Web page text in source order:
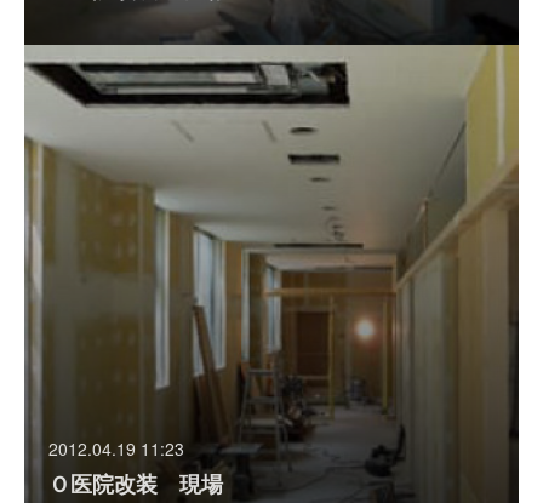
2012.04.19 11:23
Ｏ医院改装 現場